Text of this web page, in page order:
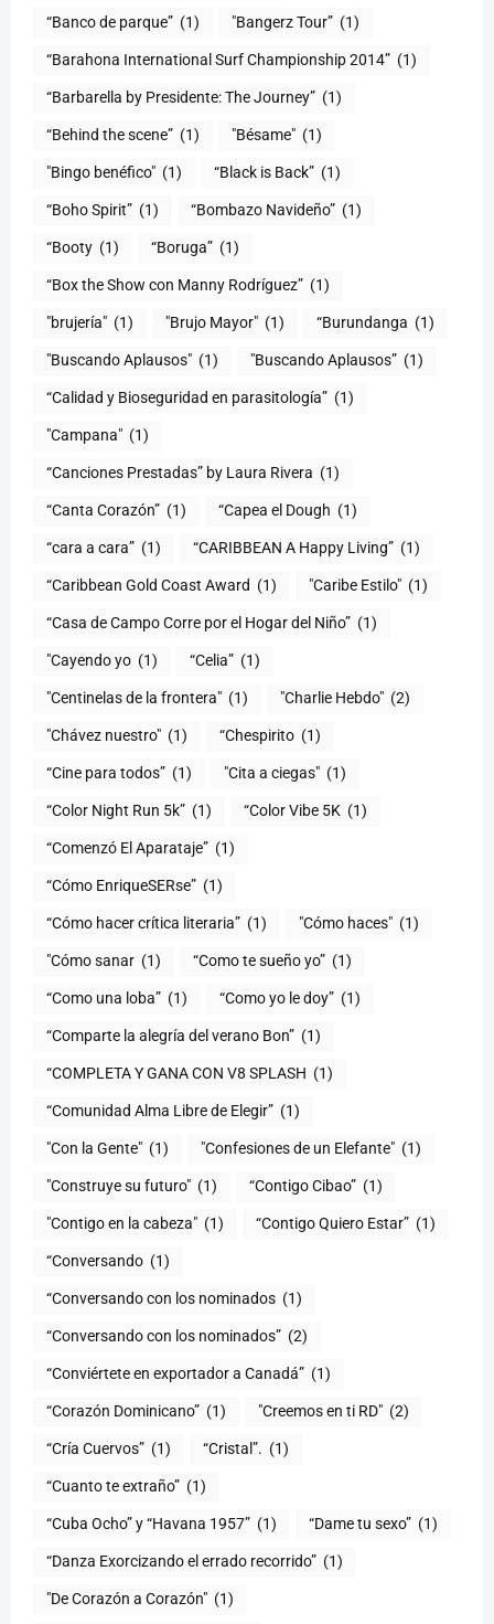
“Banco de parque” (1) "Bangerz Tour” (1)
“Barahona International Surf Championship 2014” (1)
“Barbarella by Presidente: The Journey” (1)
“Behind the scene” (1) "Bésame" (1)
"Bingo benéfico" (1) “Black is Back” (1)
“Boho Spirit” (1) “Bombazo Navideño” (1)
“Booty (1) “Boruga” (1)
“Box the Show con Manny Rodríguez” (1)
"brujería" (1) "Brujo Mayor" (1) “Burundanga (1)
"Buscando Aplausos" (1) "Buscando Aplausos” (1)
(1)
"Campana" (1)
“Canciones Prestadas” by Laura Rivera (1)
“Canta Corazón” (1) “Capea el Dough (1)
“cara a cara” (1) “CARIBBEAN A Happy Living” (1)
(1) "Caribe Estilo" (1)
“Casa de Campo Corre por el Hogar del Niño” (1)
"Cayendo yo (1) (1)
"Centinelas de la frontera" (1) "Charlie Hebdo" (2)
"Chávez nuestro" (1) “Chespirito (1)
“Cine para todos” (1) "Cita a ciegas" (1)
“Color Night Run 5k” (1) “Color Vibe 5K (1)
“Comenzó El Aparataje” (1)
“Cómo EnriqueSERse” (1)
(1) "Cómo haces" (1)
"Cómo sanar (1) “Como te sueño yo” (1)
“Como una loba” (1) “Como yo le doy” (1)
“Comparte la alegría del verano Bon” (1)
“COMPLETA Y GANA CON V8 SPLASH (1)
“Comunidad Alma Libre de Elegir” (1)
"Con la Gente" (1) "Confesiones de un Elefante" (1)
"Construye su futuro" (1) “Contigo Cibao” (1)
"Contigo en la cabeza" (1) “Contigo Quiero Estar” (1)
“Conversando (1)
“Conversando con los nominados (1)
“Conversando con los nominados” (2)
“Conviértete en exportador a Canadá” (1)
“Corazón Dominicano” (1) "Creemos en ti RD" (2)
“Cría Cuervos” (1) “Cristal”. (1)
“Cuanto te extraño” (1)
“Cuba Ocho” y “Havana 1957” (1) “Dame tu sexo” (1)
“Danza Exorcizando el errado recorrido” (1)
"De Corazón a Corazón" (1)